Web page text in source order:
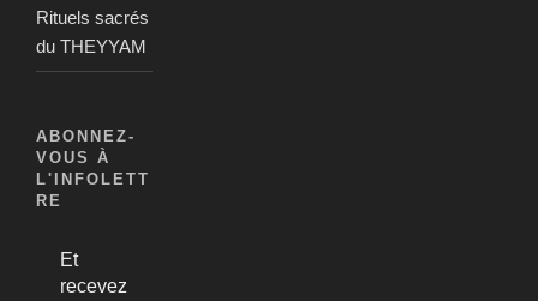
Rituels sacrés
du THEYYAM
ABONNEZ-
VOUS À
L'INFOLETT
RE
Et
recevez